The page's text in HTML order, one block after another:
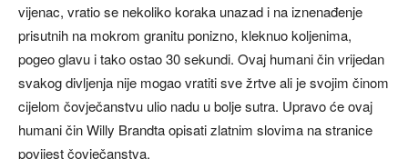
vijenac, vratio se nekoliko koraka unazad i na iznenađenje
prisutnih na mokrom granitu ponizno, kleknuo koljenima,
pogeo glavu i tako ostao 30 sekundi. Ovaj humani čin vrijedan
svakog divljenja nije mogao vratiti sve žrtve ali je svojim činom
cijelom čovječanstvu ulio nadu u bolje sutra. Upravo će ovaj
humani čin Willy Brandta opisati zlatnim slovima na stranice
povijest čovječanstva.